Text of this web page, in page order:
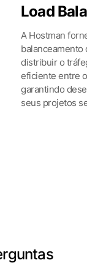
Load
A Hostman
balanceamento
distribuir o
eficiente entre
garantindo
seus projetos